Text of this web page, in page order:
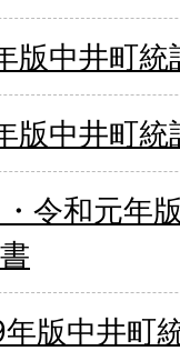
版中井町統
版中井町統
令和元年
版中井町